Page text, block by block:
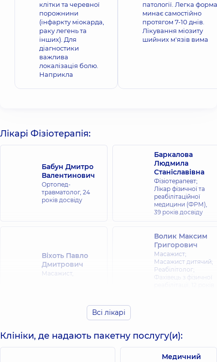
клітки та черевної
порожнини
(інфаркту міокарда,
раку легень та
інших). Для
діагностики
важлива
локалізація болю.
Наприкла
патології. Легка форма
минає самостійно
протягом 7-10 днів.
Лікування міозиту
шийних м'язів вима
Лікарі Фізіотерапія:
Бабун Дмитро
Валентинович
Ортопед-
травматолог, 24
років досвіду
Баркалова
Людмила
Станіславівна
Фізіотерапевт;
Лікар фізичної та
реабілітаційної
медицини (ФРМ),
39 років досвіду
Віхоть Павло
Дмитрович
Масажист,
Волик Максим
Григорович
Масажист;
Масажист дитячий;
Реабілітолог;
Фахівець з фізичної
Гайдаш Олена
Фізіотерапевт;
Масажист,25 років
Михайлівна
досвіду
Всі лікарі
Клініки, де надають пакетну послугу(и):
Медичний